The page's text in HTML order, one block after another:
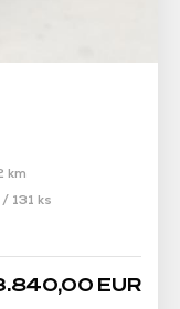
km
131 ks
EUR